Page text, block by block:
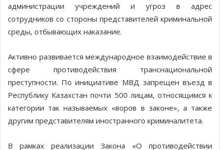
администрации учреждений и угроз в адрес
сотрудников со стороны представителей криминальной
среды, отбывающих наказание.
Активно развивается международное взаимодействие в
сфере противодействия транснациональной
преступности. По инициативе МВД запрещен въезд в
Республику Казахстан почти 500 лицам, относящимся к
категории так называемых «воров в законе», а также
другим представителям иностранного криминалитета.
В рамках реализации Закона «О противодействии